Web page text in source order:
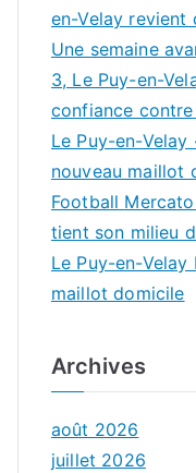
en-Velay revient
Une semaine
3, Le Puy-en-
confiance
Le Puy-en-
nouveau maillot
Football
tient son milieu
Le Puy-en-Velay
maillot domicile
Archives
août 2026
juillet 2026